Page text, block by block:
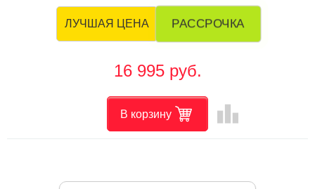
ЛУЧШАЯ ЦЕНА РАССРОЧКА
16 995 руб.
В корзину leaderboard